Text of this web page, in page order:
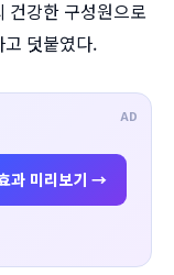
건강한 구성원으로
덧붙였다.
AD
과 미리보기 →